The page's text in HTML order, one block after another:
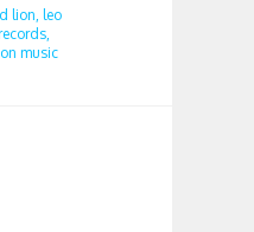
lion,
leo
music